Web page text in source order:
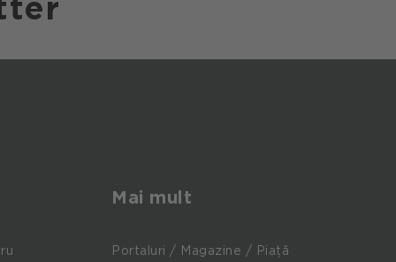
Mai mult
Portaluri / Magazine / Piață